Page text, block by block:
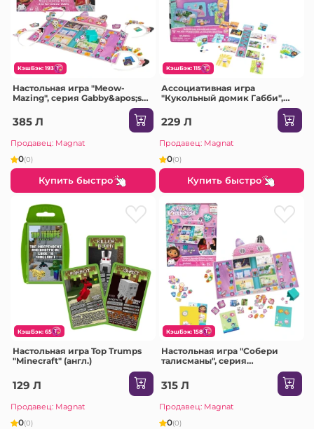
КэшБэк: 193
Настольная игра "Meow-
Mazing", серия Gabby&apos;s
385 Л
Продавец: Magnat
0(0)
Купить быстро
КэшБэк: 115
Ассоциативная игра
"Кукольный домик Габби",
229 Л
Продавец: Magnat
0(0)
Купить быстро
КэшБэк: 65
Настольная игра Top Trumps
"Minecraft" (англ.)
129 Л
Продавец: Magnat
0(0)
КэшБэк: 158
Настольная игра "Собери
талисманы", серия
315 Л
Продавец: Magnat
0(0)